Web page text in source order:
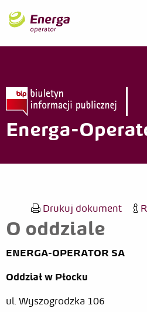
Energa-
Drukuj dokument
O oddziale
ENERGA-OPERATOR SA
Oddział w Płocku
ul. Wyszogrodzka 106